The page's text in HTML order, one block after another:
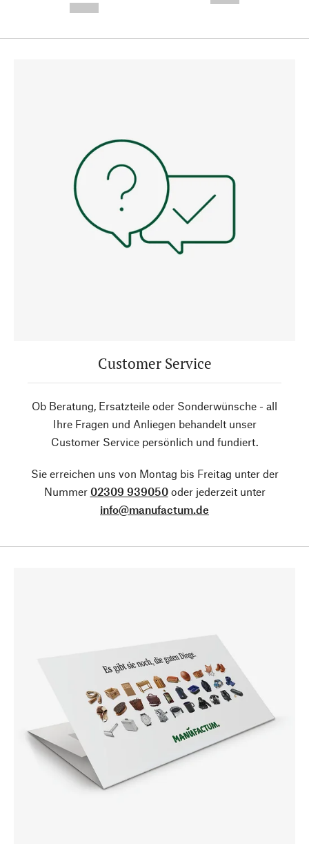
Customer Service
Ob Beratung, Ersatzteile oder Sonderwünsche - all
Ihre Fragen und Anliegen behandelt unser
Customer Service persönlich und fundiert.
Sie erreichen uns von Montag bis Freitag unter der
Nummer 02309 939050oder jederzeit unter
info@manufactum.de